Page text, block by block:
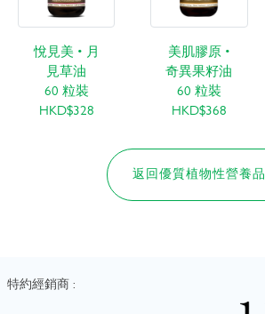
悅見美 • 月
見草油
60 粒裝
HKD$328
美肌膠原 •
奇異果籽油
60 粒裝
HKD$368
返回優質植物性營養品
特約經銷商 :